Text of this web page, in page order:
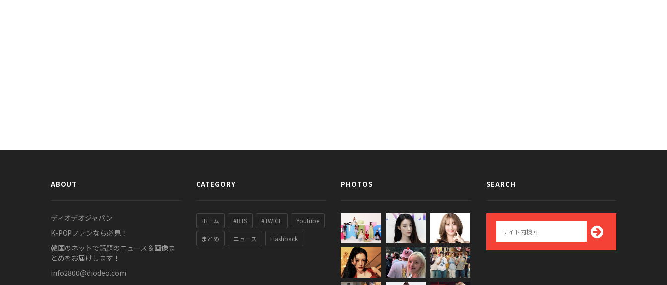
ABOUT
ディオデオジャパン
K-POPファンなら必見！
韓国のネットで話題のニュース＆画像ま
とめをお届けします！
info2800@diodeo.com
CATEGORY
ホーム #BTS #TWICE Youtube
まとめ ニュース Flashback
PHOTOS SEARCH